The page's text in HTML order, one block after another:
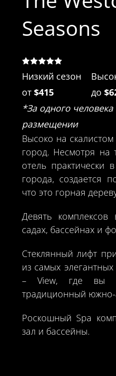
Seasons
Низкий сезон
от$415
до
*За одного
размещении
Высоко на
город. Несмотря на
отель практически
города, создается
что это горная
Девять
садах, бассейнах и
Стеклянный лифт
из самых
– View, где вы
традиционный южно-
Роскошный Spa
зал и бассейны.